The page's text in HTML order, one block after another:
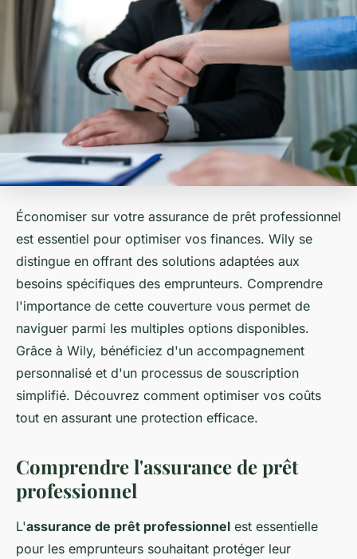
Économiser sur votre assurance de prêt professionnel
est essentiel pour optimiser vos finances. Wily se
distingue en offrant des solutions adaptées aux
besoins spécifiques des emprunteurs. Comprendre
l'importance de cette couverture vous permet de
naviguer parmi les multiples options disponibles.
Grâce à Wily, bénéficiez d'un accompagnement
personnalisé et d'un processus de souscription
simplifié. Découvrez comment optimiser vos coûts
tout en assurant une protection efficace.
Comprendre l'assurance de prêt
professionnel
L'assurance de prêt professionnel est essentielle
pour les emprunteurs souhaitant protéger leur